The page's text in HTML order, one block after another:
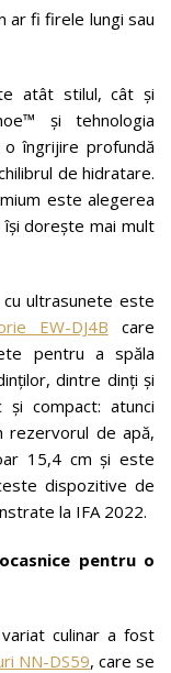
ar fi firele lungi sau
atât stilul, cât și
și tehnologia
îngrijire profundă
de hidratare.
este alegerea
dorește mai mult
ultrasunete este
EW-DJ4B care
pentru a spăla
dintre dinți și
compact: atunci
rezervorul de apă,
15,4 cm și este
dispozitive de
la IFA 2022.
pentru o
culinar a fost
NN-DS59, care se